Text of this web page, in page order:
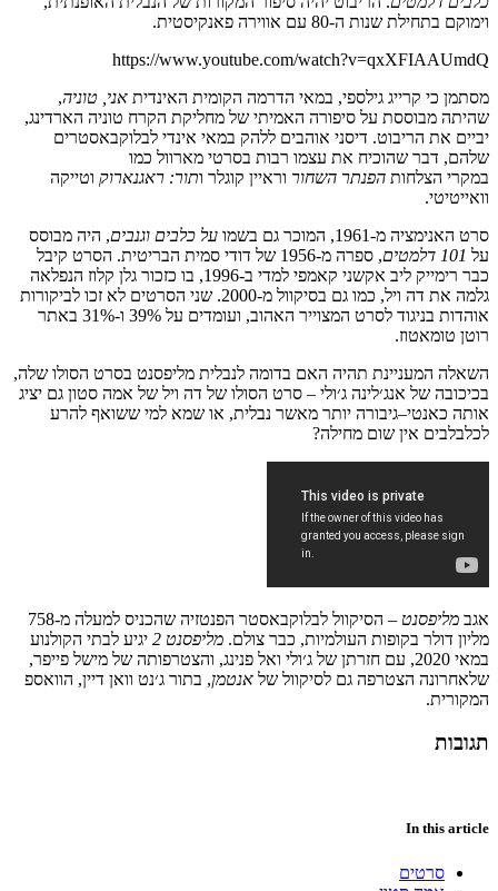
וימוקם בתחילת שנות ה-80 עם אווירה פאנקיסטית.
https://www.youtube.com/watch?v=qxXFIAAUmdQ
מסתמן כי קרייג גילספי, במאי הדרמה הקומית האינדית אני טוניה,
שהיתה מבוססת על סיפורה האמיתי של מחליקת הקרח טוניה הארדינג,
יביים את הריבוט. דיסני אוהבים ללהק במאי אינדי לבלוקבאסטרים
שלהם, דבר שהוכיח את עצמו רבות בסרטי מארוול כמו
במקרי הצלחות הפנתר השחור וראיין קוגלר ותור: ראגנארוק וטייקה
וואייטיטי.
סרט האנימציה מ-1961, המוכר גם בשמו על כלבים וגנבים, היה מבוסס
על
דלמטים, ספרה מ-1956 של דודי סמית הבריטית. הסרט קיבל
כבר רימייק ליב אקשני קאמפי למדי ב-1996, בו כזכור גלן קלוז הנפלאה
גלמה את דה ויל, כמו גם בסיקוול מ-2000. שני הסרטים לא זכו לביקורות
אוהדות בניגוד לסרט המצוייר האהוב, ועומדים על ו-31%
באתר
רוטן טומאטוז.
השאלה המעניינת תהיה האם בדומה לנבלית מליפסנט בסרט הסולו שלה,
בכיכובה של אנג׳לינה ג׳ולי – סרט הסולו של דה ויל של אמה סטון גם יציג
אותה כאנטי–גיבורה יותר מאשר נבלית, או שמא למי ששואף להרע
לכלבלבים אין שום מחילה?
אגב מליפסנט – הסיקוול לבלוקבאסטר הפנטזיה שהכניס למעלה מ-758
מליון דולר בקופות העולמיות, כבר צולם. מליפסנט יגיע לבתי הקולנוע
במאי
עם חזרתן של ג׳ולי ואל פנינג, והצטרפותה של מישל פייפר,
שלאחרונה הצטרפה גם לסיקוול של אנטמן, בתור ג׳נט וואן דיין, הוואספ
המקורית.
תגובות
In this article
סרטים